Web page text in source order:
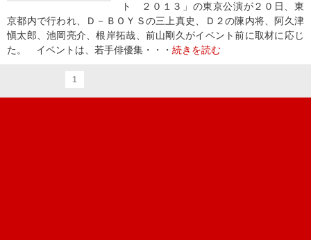
ト ２０１３」の東京公演が２０日、東
京都内で行われ、Ｄ－ＢＯＹＳの三上真史、Ｄ２の陳内将、阿久津
愼太郎、池岡亮介、根岸拓哉、前山剛久がイベント前に取材に応じ
た。 イベントは、若手俳優集・・・ 続きを読む
1